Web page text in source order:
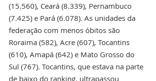
(15.560), Ceará (8.339), Pernambuco
(7.425) e Pará (6.078). As unidades da
federação com menos óbitos são
Roraima (582), Acre (607), Tocantins
(610), Amapá (642) e Mato Grosso do
Sul (767). Tocantins, que estava na parte
de baixo do ranking, ultrapassou